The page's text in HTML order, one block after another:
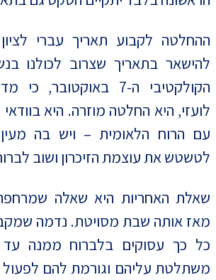
ההחלטה לקבוע תאריך עברי
להישאר בתאריך שצרוב לכולנו
הקולקטיבי ה-7
לועזי, היא החלטה מוזרה. היא
עם הרוח הלאומית – ויש בה מעין
לטשטש את עוצמת הזיכרון ושוב
שאלת האחריות היא שאלה
מאז אותה שבת מסויטת. נדמה
כל כך עסוקים בלברוח ממנה
משתלטת עליהם וגורמת להם